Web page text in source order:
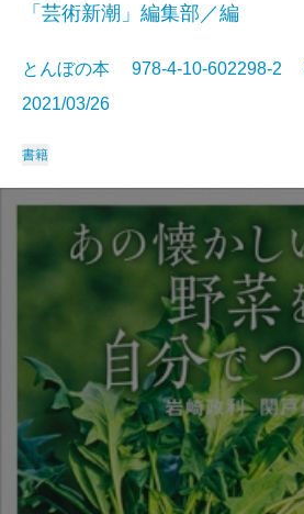
「芸術新潮」編集部／編
とんぼの本 978-4-10-602298-2
2021/03/26
書籍